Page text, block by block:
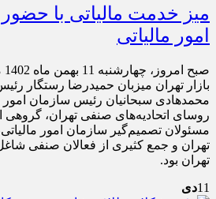
میز خدمت مالیاتی با
امور مالیاتی
بازار تهران میزبان حمیدرضا رستگار
محمدهادی سبحانیان رئیس سازمان امور
روسای اتحادیه‌های صنفی تهران، گروهی
مسئولان تصمیم‌گیر سازمان امور
تهران و جمع کثیری از فعالان صنفی
تهران بود.
11دی